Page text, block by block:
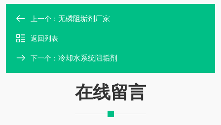
上一个： 无磷阻垢剂厂家
返回列表
下一个： 冷却水系统阻垢剂
在线留言